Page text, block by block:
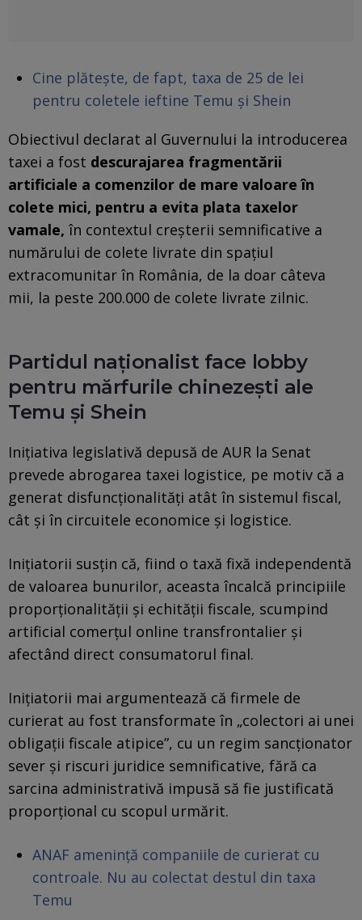
Cine plătește, de fapt, taxa de 25 de lei
pentru coletele ieftine Temu și Shein
Obiectivul declarat al Guvernului la introducerea
taxei a fost descurajarea fragmentării
artificiale a comenzilor de mare valoare în
colete mici, pentru a evita plata taxelor
vamale, în contextul creșterii semnificative a
numărului de colete livrate din spaţiul
extracomunitar în România, de la doar câteva
mii, la peste 200.000 de colete livrate zilnic.
Partidul naționalist face lobby
pentru mărfurile chinezești ale
Temu și Shein
Inițiativa legislativă depusă de AUR la Senat
prevede abrogarea taxei logistice, pe motiv că a
generat disfuncționalități atât în sistemul fiscal,
cât și în circuitele economice și logistice.
Inițiatorii susțin că, fiind o taxă fixă independentă
de valoarea bunurilor, aceasta încalcă principiile
proporționalității și echității fiscale, scumpind
artificial comerțul online transfrontalier și
afectând direct consumatorul final.
Inițiatorii mai argumentează că firmele de
curierat au fost transformate în „colectori ai unei
obligații fiscale atipice”, cu un regim sancționator
sever și riscuri juridice semnificative, fără ca
sarcina administrativă impusă să fie justificată
proporțional cu scopul urmărit.
ANAF amenință companiile de curierat cu
controale. Nu au colectat destul din taxa
Temu